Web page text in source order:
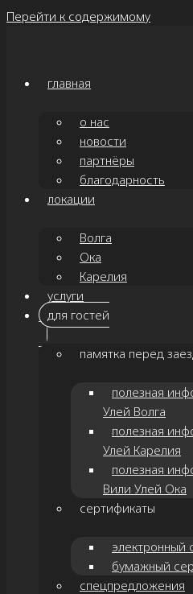
Перейти к содержимому
главная
о нас
новости
партнёры
благодарность
локации
Волга
Ока
Карелия
услуги
для гостей
памятка перед
полезная
Улей Волга
полезная
Улей Карелия
полезная
Вили Улей Ока
сертификаты
электронный
бумажный
спецпредложения